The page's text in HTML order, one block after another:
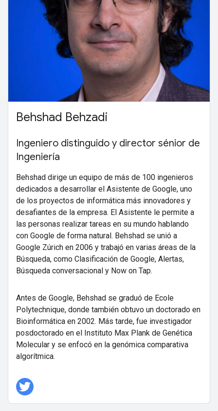
Behshad Behzadi
Ingeniero distinguido y director sénior de
Ingeniería
Behshad dirige un equipo de más de 100 ingenieros
dedicados a desarrollar el Asistente de Google, uno
de los proyectos de informática más innovadores y
desafiantes de la empresa. El Asistente le permite a
las personas realizar tareas en su mundo hablando
con Google de forma natural. Behshad se unió a
Google Zúrich en 2006 y trabajó en varias áreas de la
Búsqueda, como Clasificación de Google, Alertas,
Búsqueda conversacional y Now on Tap.
Antes de Google, Behshad se graduó de Ecole
Polytechnique, donde también obtuvo un doctorado en
Bioinformática en 2002. Más tarde, fue investigador
posdoctorado en el Instituto Max Plank de Genética
Molecular y se enfocó en la genómica comparativa
algorítmica.